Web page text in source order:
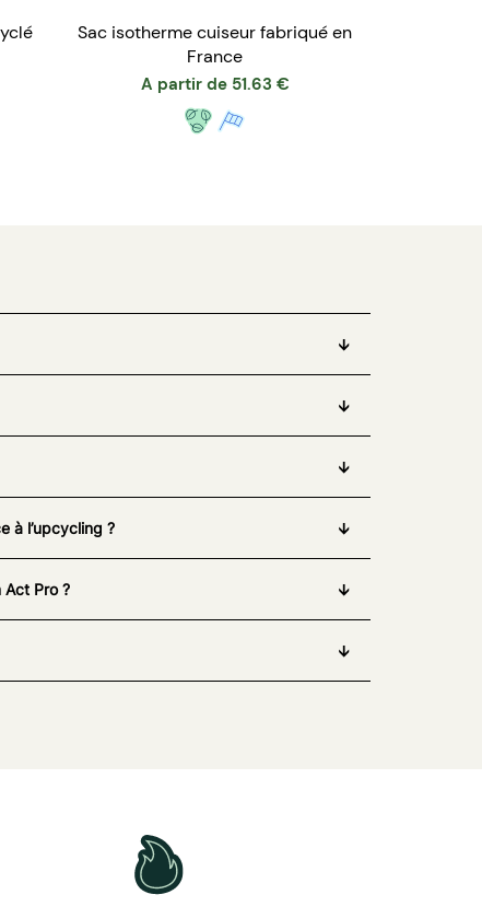
Sac isotherme cuiseur fabriqué en
France
A partir de 51.63 €
à l’upcycling ?
Pro ?